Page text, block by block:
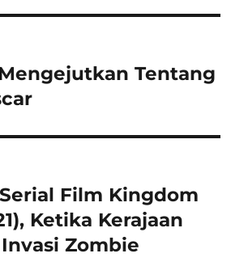
Tentang
Film Kingdom
Ketika Kerajaan
Zombie